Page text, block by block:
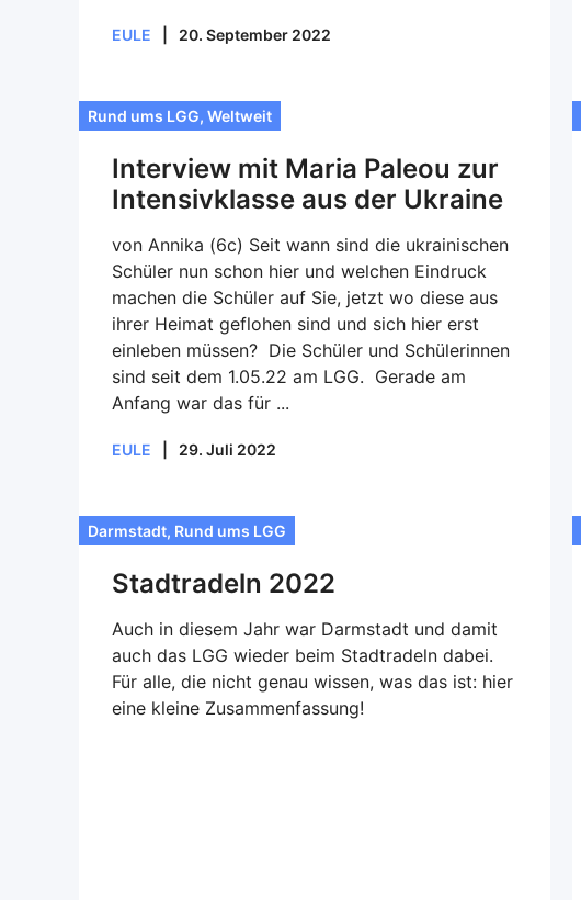
EULE 20. September 2022
Rund ums LGG, Weltweit
Interview mit Maria Paleou zur
Intensivklasse aus der Ukraine
von Annika (6c) Seit wann sind die ukrainischen
Schüler nun schon hier und welchen Eindruck
machen die Schüler auf Sie, jetzt wo diese aus
ihrer Heimat geflohen sind und sich hier erst
einleben müssen? Die Schüler und Schülerinnen
sind seit dem 1.05.22 am LGG. Gerade am
Anfang war das für ...
EULE 29. Juli 2022
Darmstadt, Rund ums LGG
Stadtradeln 2022
Auch in diesem Jahr war Darmstadt und damit
auch das LGG wieder beim Stadtradeln dabei.
Für alle, die nicht genau wissen, was das ist: hier
eine kleine Zusammenfassung!